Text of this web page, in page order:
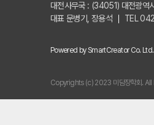
대전사무국 : (34051) 대전광역
대표 문병기, 장용석
TEL
Powered by SmartCreator Co. Ltd.
Copyrights (c) 2023 미담장학회.